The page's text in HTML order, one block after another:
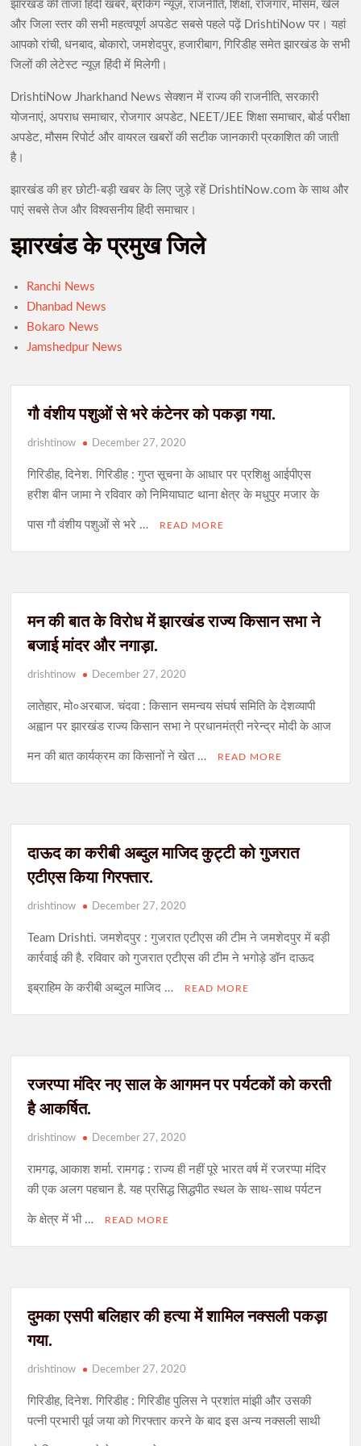
का तनाव मानो पीछे छूट जाता है
JPSC-JSSC विवाद: 16वें दिन भी छात्रों का आंदोलन जारी, सरकार से तीसरे
दौर की वार्ता; देवेंद्र बोले- लिखित आश्वासन तक अनशन नहीं होगा खत्म
गुमला पुलिस की बड़ी कार्रवाई: अंतरराज्यीय ‘कोरई गैंग’ के 11 अपराधी
गिरफ्तार, हथियार और लूटे गए जेवर बरामद
‘न्याय मिलेगा, लेकिन संवाद से होगा समाधान’
मोरहाबादी में गूंजा आदिवासी संस्कृति का रंग, राज्यपाल और CM हेमंत सोरेन
ने किया झारखंड आदिवासी महोत्सव का शुभारंभ
भगवान बिरसा मुंडा की विरासत को समर्पित भव्य जतरा का आगाज, मंत्री चमरा
दूसरी सोमवारी से पहले देवघर प्रशासन अलर्ट, डीसी-एसपी ने मेला क्षेत्र का
मांगों पर लिखित आश्वासन के बाद थमा हंगामा
हजारीबाग के गांव में मची हलचल
झारखंड की ताजा हिंदी खबरें, ब्रेकिंग न्यूज़, राजनीति, शिक्षा, रोजगार, मौसम, खेल
और जिला स्तर की सभी महत्वपूर्ण अपडेट सबसे पहले पढ़ें DrishtiNow पर। यहां
आपको रांची, धनबाद, बोकारो, जमशेदपुर, हजारीबाग, गिरिडीह समेत झारखंड के सभी
जिलों की लेटेस्ट न्यूज़ हिंदी में मिलेगी।
DrishtiNow Jharkhand News सेक्शन में राज्य की राजनीति, सरकारी
योजनाएं, अपराध समाचार, रोजगार अपडेट, NEET/JEE शिक्षा समाचार, बोर्ड परीक्षा
अपडेट, मौसम रिपोर्ट और वायरल खबरों की सटीक जानकारी प्रकाशित की जाती
है।
झारखंड की हर छोटी-बड़ी खबर के लिए जुड़े रहें DrishtiNow.com के साथ और
पाएं सबसे तेज और विश्वसनीय हिंदी समाचार।
झारखंड के प्रमुख जिले
Ranchi News
Dhanbad News
Bokaro News
Jamshedpur News
गौ वंशीय पशुओं से भरे कंटेनर को पकड़ा गया.
drishtinow December 27, 2020
गिरिडीह, दिनेश. गिरिडीह : गुप्त सूचना के आधार पर प्रशिक्षु आईपीएस
हरीश बीन जामा ने रविवार को निमियाघाट थाना क्षेत्र के मधुपुर मजार के
पास गौ वंशीय पशुओं से भरे … READ MORE
मन की बात के विरोध में झारखंड राज्य किसान सभा ने
बजाई मांदर और नगाड़ा.
drishtinow December 27, 2020
लातेहार, मो०अरबाज. चंदवा : किसान समन्वय संघर्ष समिति के देशव्यापी
अह्वान पर झारखंड राज्य किसान सभा ने प्रधानमंत्री नरेन्द्र मोदी के आज
मन की बात कार्यक्रम का किसानों ने खेत … READ MORE
दाऊद का करीबी अब्दुल माजिद कुट्टी को गुजरात
एटीएस किया गिरफ्तार.
drishtinow December 27, 2020
Team Drishti. जमशेदपुर : गुजरात एटीएस की टीम ने जमशेदपुर में बड़ी
कार्रवाई की है. रविवार को गुजरात एटीएस की टीम ने भगोड़े डॉन दाऊद
इब्राहिम के करीबी अब्दुल माजिद … READ MORE
रजरप्पा मंदिर नए साल के आगमन पर पर्यटकों को करती
है आकर्षित.
drishtinow December 27, 2020
रामगढ़, आकाश शर्मा. रामगढ़ : राज्य ही नहीं पूरे भारत वर्ष में रजरप्पा मंदिर
की एक अलग पहचान है. यह प्रसिद्ध सिद्धपीठ स्थल के साथ-साथ पर्यटन
के क्षेत्र में भी … READ MORE
दुमका एसपी बलिहार की हत्या में शामिल नक्सली पकड़ा
गया.
drishtinow December 27, 2020
गिरिडीह, दिनेश. गिरिडीह : गिरिडीह पुलिस ने प्रशांत मांझी और उसकी
पत्नी प्रभारी पूर्व जया को गिरफ्तार करने के बाद इस अन्य नक्सली साथी